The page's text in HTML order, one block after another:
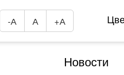
-А А +А
Новости